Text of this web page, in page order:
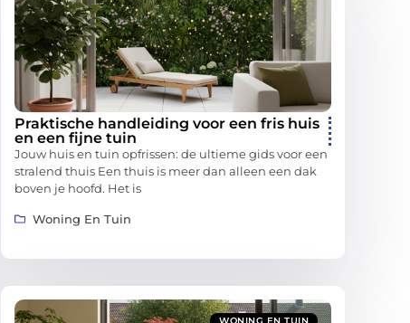
Praktische handleiding voor een fris huis
en een fijne tuin
Jouw huis en tuin opfrissen: de ultieme gids voor een
stralend thuis Een thuis is meer dan alleen een dak
boven je hoofd. Het is
Woning En Tuin
WONING EN TUIN